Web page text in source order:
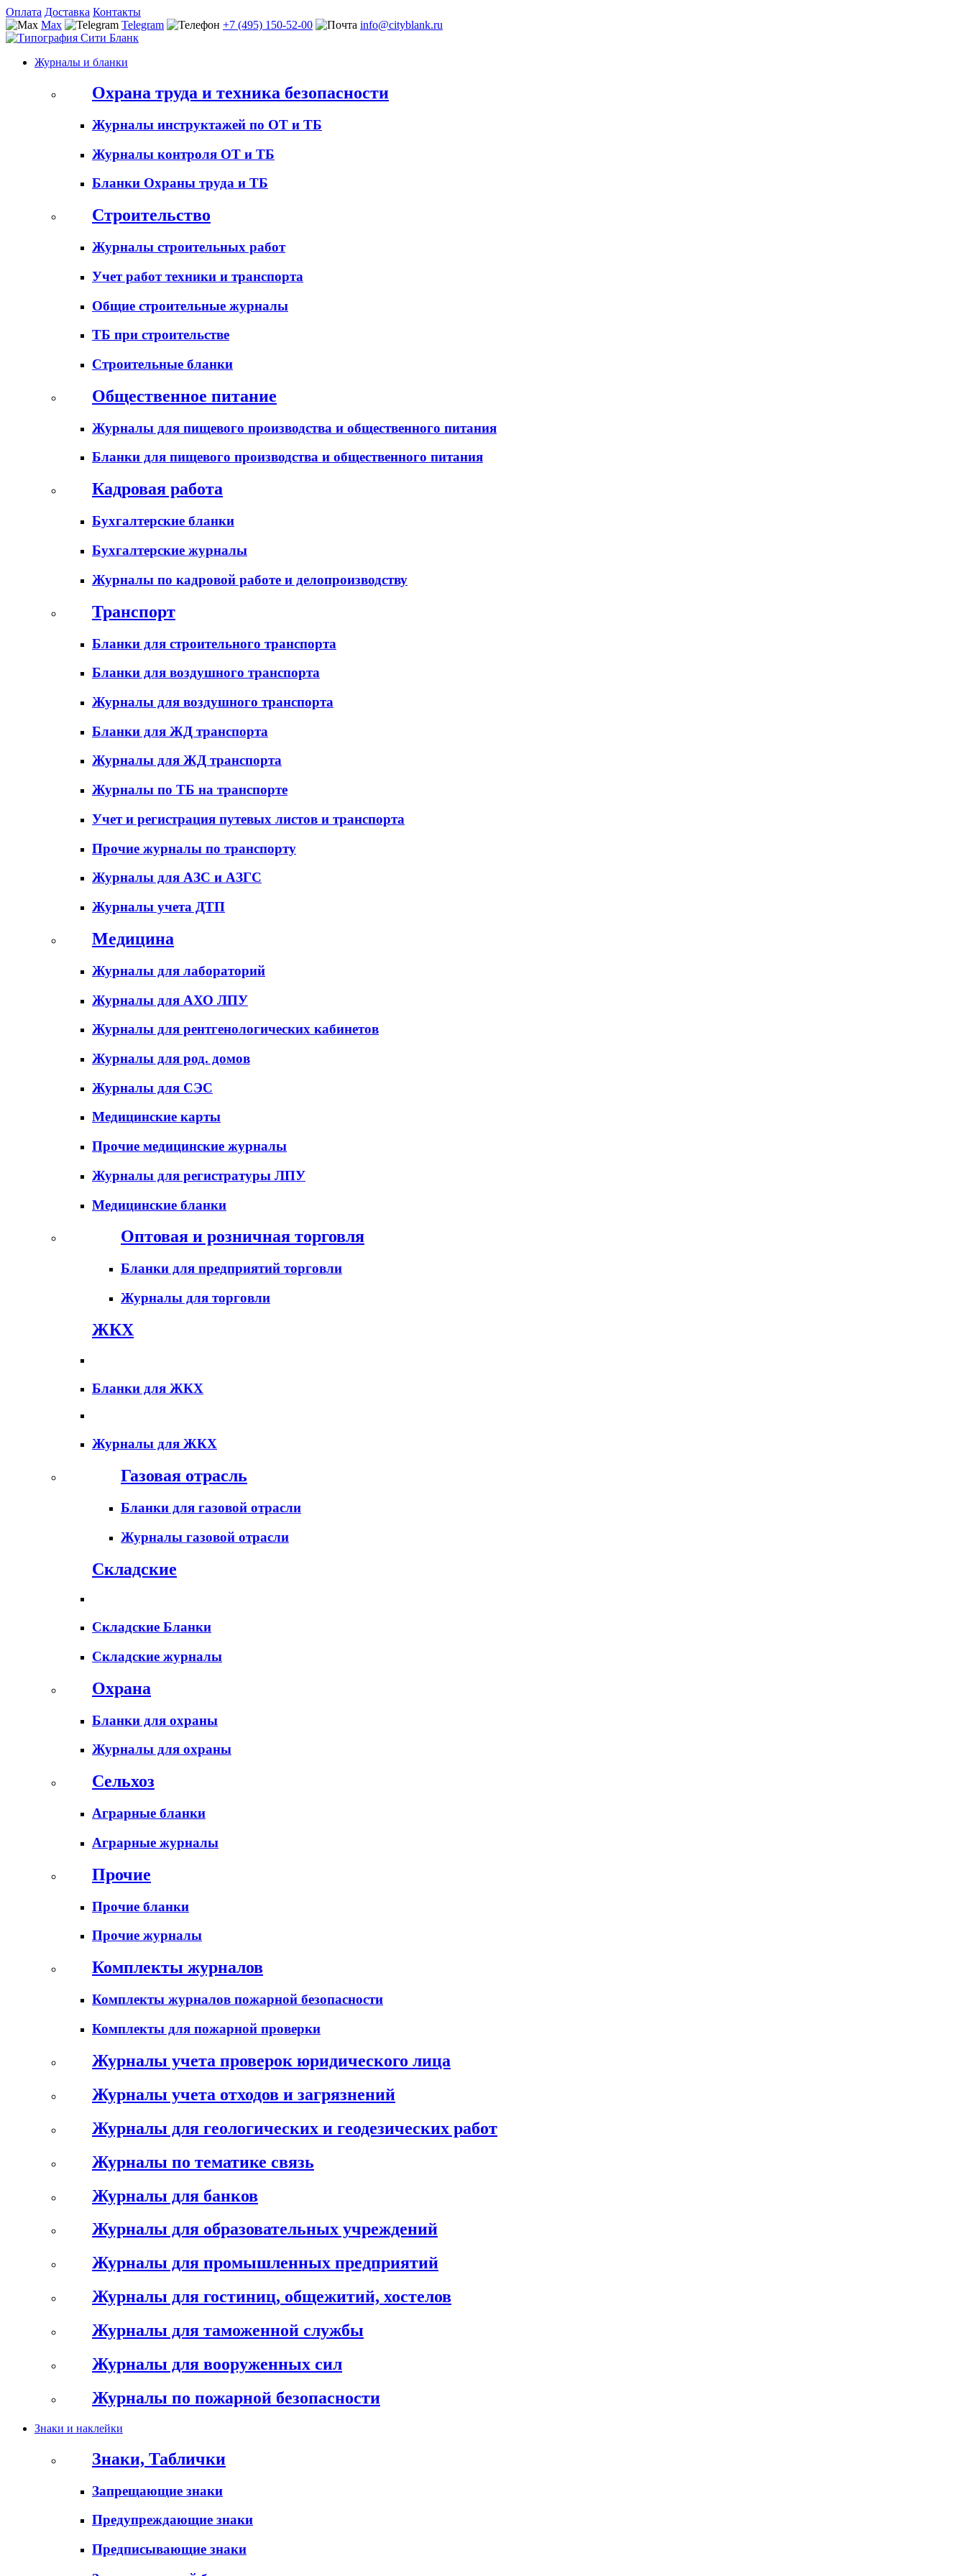
Оплата Доставка Контакты
Max
Telegram +7 (495) 150-52-00 info@cityblank.ru
Журналы и бланки
Охрана труда и техника безопасности
Журналы инструктажей по ОТ и ТБ
Журналы контроля ОТ и ТБ
Бланки Охраны труда и ТБ
Строительство
Журналы строительных работ
Учет работ техники и транспорта
Общие строительные журналы
ТБ при строительстве
Строительные бланки
Общественное питание
Журналы для пищевого производства и общественного питания
Бланки для пищевого производства и общественного питания
Кадровая работа
Бухгалтерские бланки
Бухгалтерские журналы
Журналы по кадровой работе и делопроизводству
Транспорт
Бланки для строительного транспорта
Бланки для воздушного транспорта
Журналы для воздушного транспорта
Бланки для ЖД транспорта
Журналы для ЖД транспорта
Журналы по ТБ на транспорте
Учет и регистрация путевых листов и транспорта
Прочие журналы по транспорту
Журналы для АЗС и АЗГС
Журналы учета ДТП
Медицина
Журналы для лабораторий
Журналы для АХО ЛПУ
Журналы для рентгенологических кабинетов
Журналы для род. домов
Журналы для СЭС
Медицинские карты
Прочие медицинские журналы
Журналы для регистратуры ЛПУ
Медицинские бланки
Оптовая и розничная торговля
Бланки для предприятий торговли
Журналы для торговли
ЖКХ
Бланки для ЖКХ
Журналы для ЖКХ
Газовая отрасль
Бланки для газовой отрасли
Журналы газовой отрасли
Складские
Складские Бланки
Складские журналы
Охрана
Бланки для охраны
Журналы для охраны
Сельхоз
Аграрные бланки
Аграрные журналы
Прочие
Прочие бланки
Прочие журналы
Комплекты журналов
Комплекты журналов пожарной безопасности
Комплекты для пожарной проверки
Журналы учета проверок юридического лица
Журналы учета отходов и загрязнений
Журналы для геологических и геодезических работ
Журналы по тематике связь
Журналы для банков
Журналы для образовательных учреждений
Журналы для промышленных предприятий
Журналы для гостиниц, общежитий, хостелов
Журналы для таможенной службы
Журналы для вооруженных сил
Журналы по пожарной безопасности
Знаки и наклейки
Знаки, Таблички
Запрещающие знаки
Предупреждающие знаки
Предписывающие знаки